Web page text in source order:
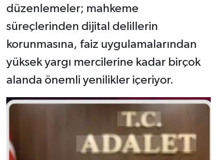
düzenlemeler; mahkeme
süreçlerinden dijital delillerin
korunmasına, faiz uygulamalarından
yüksek yargı mercilerine kadar birçok
alanda önemli yenilikler içeriyor.